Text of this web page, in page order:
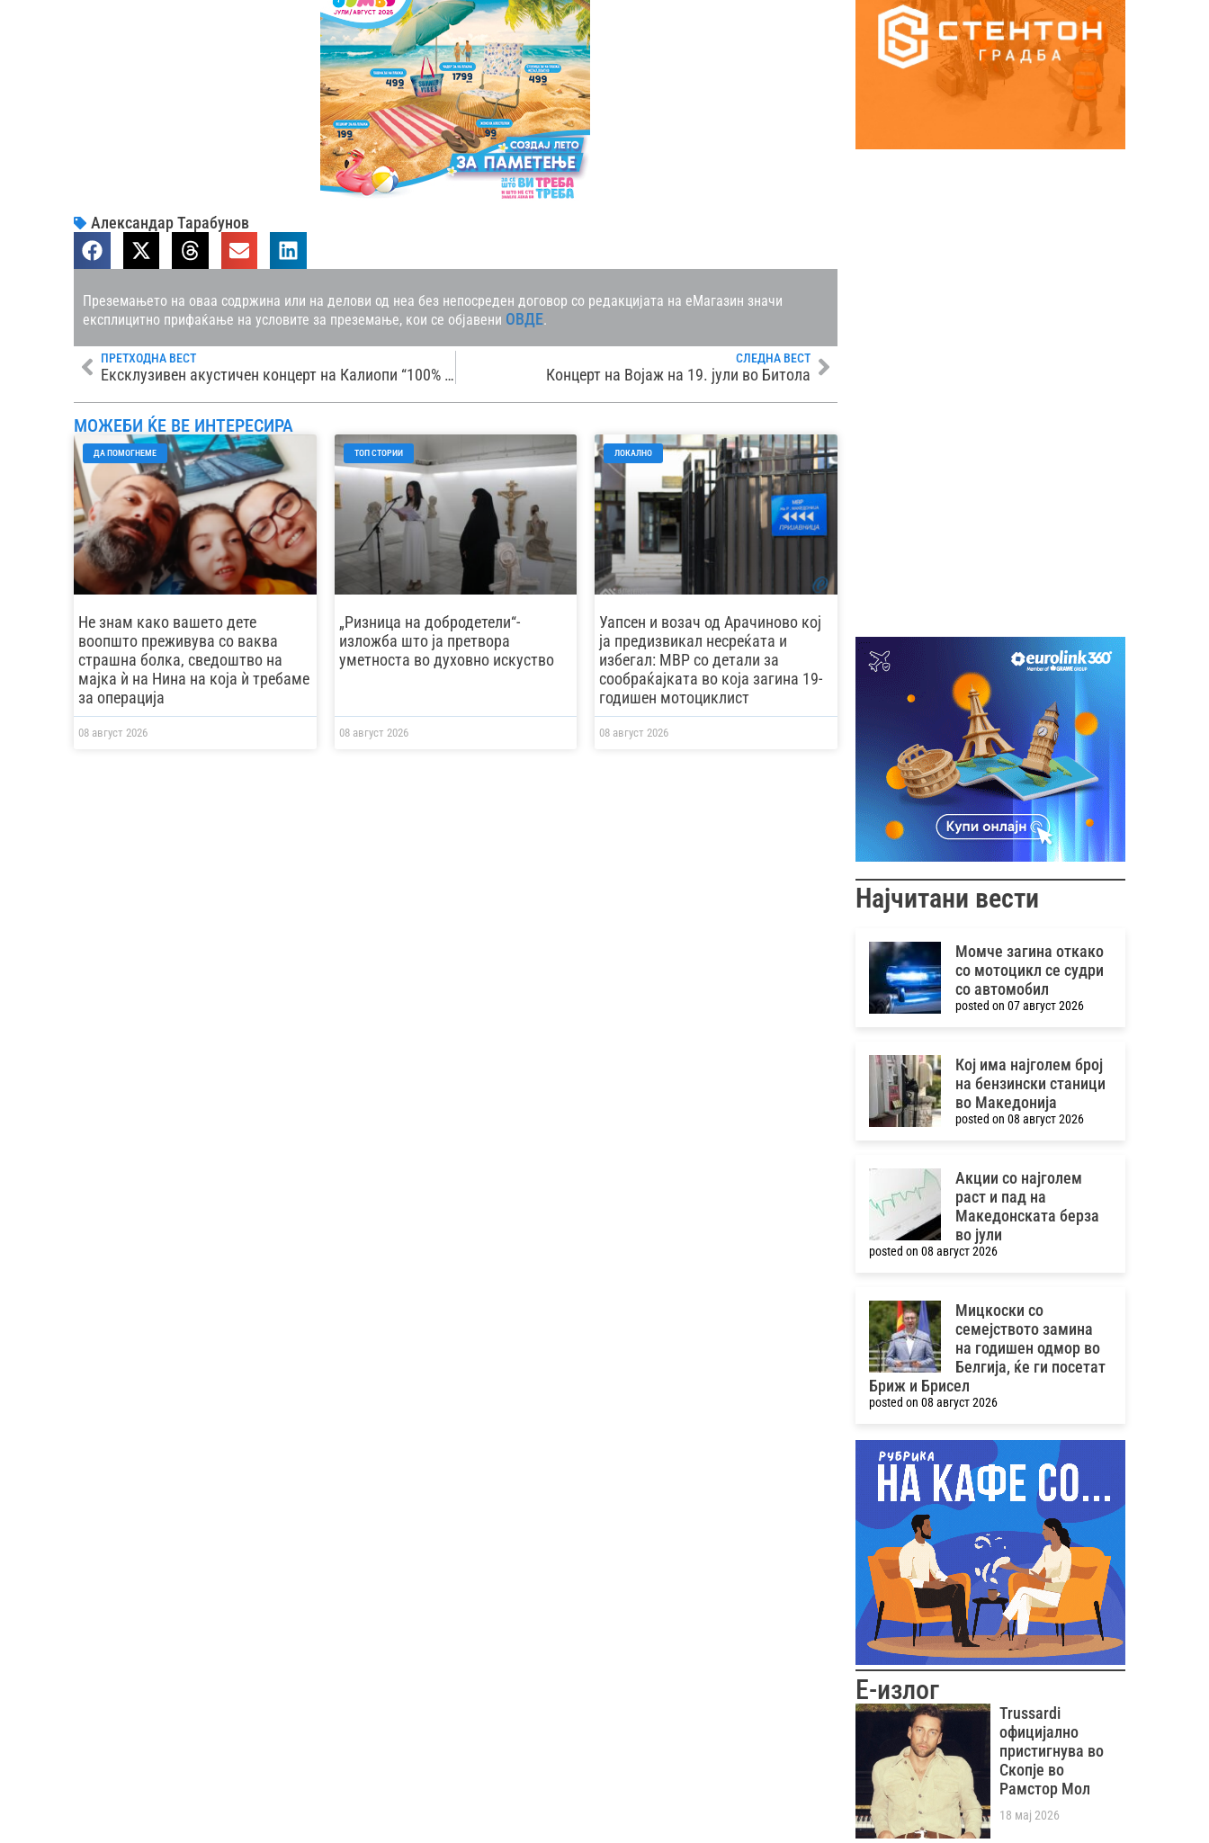
Александар Тарабунов
Преземањето на оваа содржина или на делови од неа без непосреден договор со редакцијата на еМагазин значи
експлицитно прифаќање на условите за преземање, кои се објавени ОВДЕ.
ПРЕТХОДНА ВЕСТ
Ексклузивен акустичен концерт на Калиопи “100% LIVE“ на 14. ноември во „Македонска филхармонија“
СЛЕДНА ВЕСТ
Концерт на Војаж на 19. јули во Битола
МОЖЕБИ ЌЕ ВЕ ИНТЕРЕСИРА
ДА ПОМОГНЕМЕ
Не знам како вашето дете
воопшто преживува со ваква
страшна болка, сведоштво на
мајка ѝ на Нина на која ѝ требаме
за операција
08 август 2026
ТОП СТОРИИ
„Ризница на добродетели“-
изложба што ја претвора
уметноста во духовно искуство
08 август 2026
ЛОКАЛНО
Уапсен и возач од Арачиново кој
ја предизвикал несреќата и
избегал: МВР со детали за
сообраќајката во која загина 19-
годишен мотоциклист
08 август 2026
Најчитани вести
Момче загина откако
со мотоцикл се судри
со автомобил
posted on 07 август 2026
Кој има најголем број
на бензински станици
во Македонија
posted on 08 август 2026
Акции со најголем
раст и пад на
Македонската берза
во јули
posted on 08 август 2026
Мицкоски со
семејството замина
на годишен одмор во
Белгија, ќе ги посетат
Бриж и Брисел
posted on 08 август 2026
Е-излог
Trussardi
официјално
пристигнува во
Скопје во
Рамстор Мол
18 мај 2026